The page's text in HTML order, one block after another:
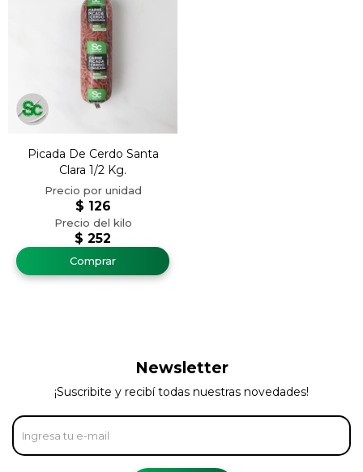
Picada De Cerdo Santa
Clara 1/2 Kg.
$ 252
$ 126
Newsletter
¡Suscribite y recibí todas nuestras novedades!